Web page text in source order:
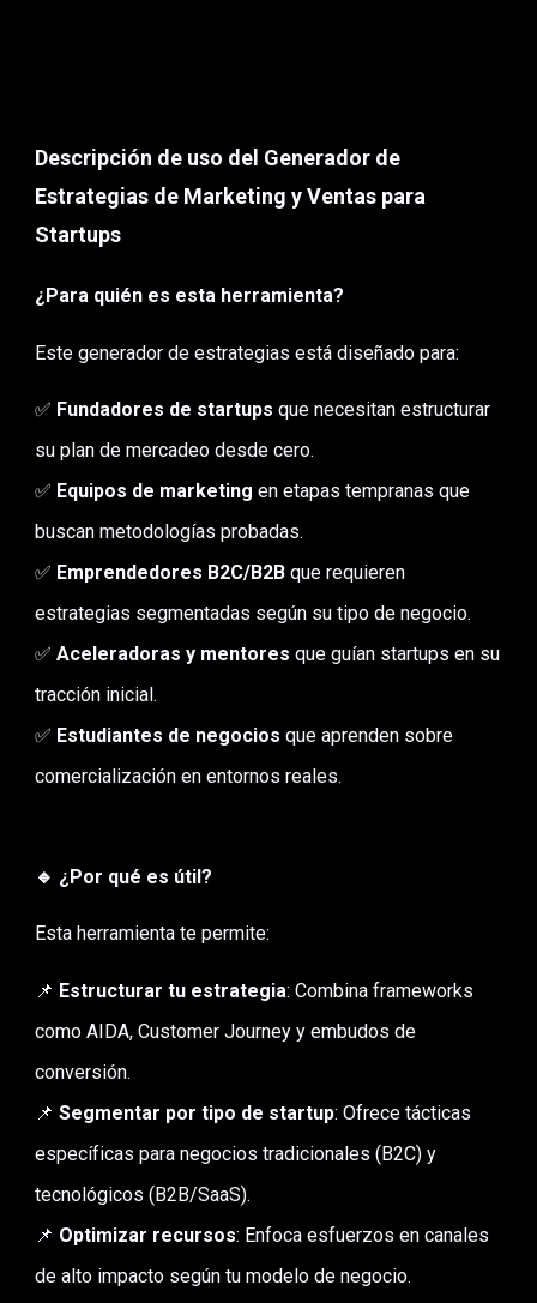
Descripción de uso del Generador de
Estrategias de Marketing y Ventas para
Startups
¿Para quién es esta herramienta?
Este generador de estrategias está diseñado para:
✅ Fundadores de startups que necesitan estructurar
su plan de mercadeo desde cero.
✅ Equipos de marketing en etapas tempranas que
buscan metodologías probadas.
✅ Emprendedores B2C/B2B que requieren
estrategias segmentadas según su tipo de negocio.
✅Aceleradoras y mentores que guían startups en su
tracción inicial.
✅ Estudiantes de negocios que aprenden sobre
comercialización en entornos reales.
🔹 ¿Por qué es útil?
Esta herramienta te permite:
📌 Estructurar tu estrategia: Combina frameworks
como AIDA, Customer Journey y embudos de
conversión.
📌Segmentar por tipo de startup: Ofrece tácticas
específicas para negocios tradicionales (B2C) y
tecnológicos (B2B/SaaS).
📌 Optimizar recursos: Enfoca esfuerzos en canales
de alto impacto según tu modelo de negocio.